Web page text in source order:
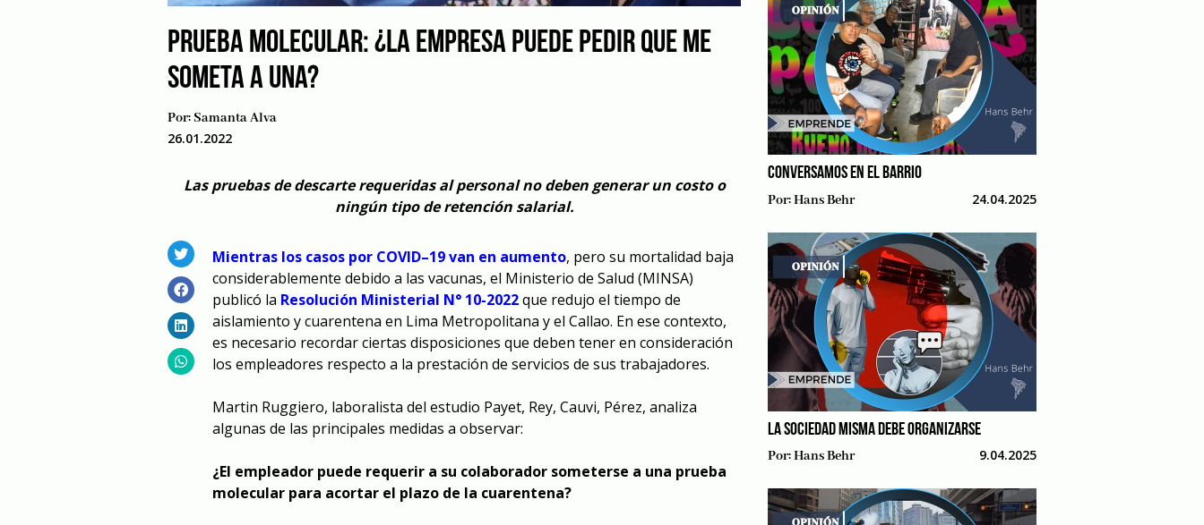
PRUEBA MOLECULAR: ¿LA EMPRESA PUEDE PEDIR QUE ME
SOMETA A UNA?
Por:Samanta Alva
26.01.2022
Las pruebas de descarte requeridas al personal no deben generar un costo o
ningún tipo de retención salarial.
Mientras los casos por COVID–19 van en aumento, pero su mortalidad baja
considerablemente debido a las vacunas, el Ministerio de Salud (MINSA)
publicó la Resolución Ministerial N° 10-2022que redujo el tiempo de
aislamiento y cuarentena en Lima Metropolitana y el Callao. En ese contexto,
es necesario recordar ciertas disposiciones que deben tener en consideración
los empleadores respecto a la prestación de servicios de sus trabajadores.
Martin Ruggiero, laboralista del estudio Payet, Rey, Cauvi, Pérez, analiza
algunas de las principales medidas a observar:
¿El empleador puede requerir a su colaborador someterse a una prueba
molecular para acortar el plazo de la cuarentena?
CONVERSAMOS EN EL BARRIO
Por:Hans Behr 24.04.2025
LA SOCIEDAD MISMA DEBE ORGANIZARSE
Por:Hans Behr 9.04.2025